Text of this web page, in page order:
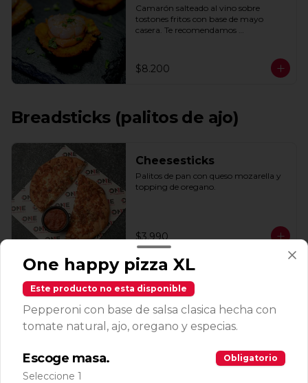
Camarón salteado al vino sobre
tostones fritos con base de mayo
casera. Te recomendamos
$8.200
Breadsticks (palitos de ajo)
Cheesesticks
Palitos de pan con queso mozarella y
topping de oregano.
$3.990
Garlic breadsticks
Palitos de pan acompañados con
nuestra mantequilla de ajo.
One happy pizza XL
Este producto no esta disponible
Pepperoni con base de salsa clasica hecha con
tomate natural, ajo, oregano y especias.
Escoge masa. Obligatorio
Seleccione 1